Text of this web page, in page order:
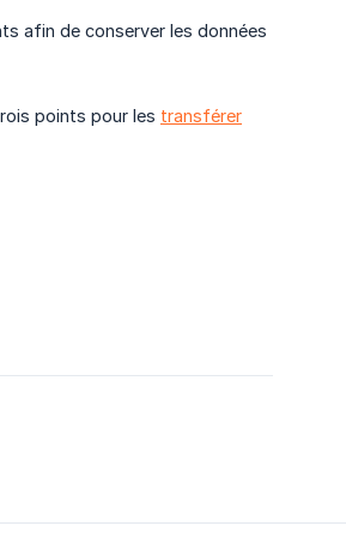
afin de conserver les données
points pour les transférer